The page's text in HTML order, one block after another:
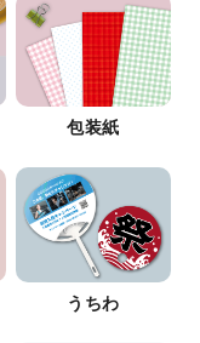
包装紙
うちわ